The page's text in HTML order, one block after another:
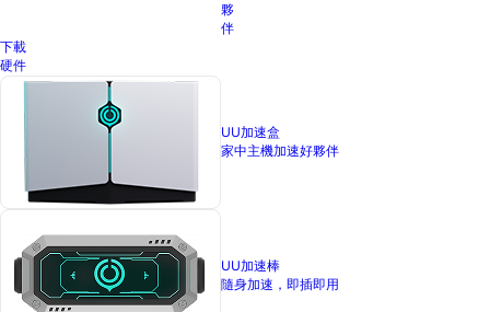
夥
伴
下載
硬件
UU加速盒
家中主機加速好夥伴
UU加速棒
隨身加速，即插即用